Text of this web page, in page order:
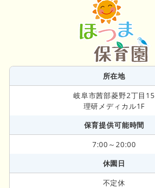
所在地
岐阜市茜部菱野2丁目15
理研メディカル1F
保育提供可能時間
7:00～20:00
休園日
不定休